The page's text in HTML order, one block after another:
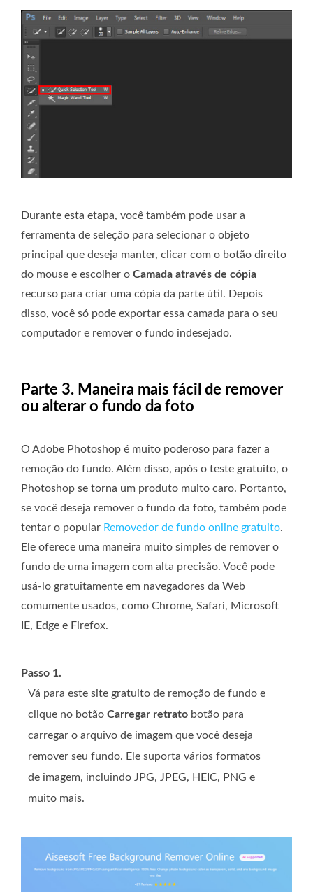
Durante esta etapa, você também pode usar a
ferramenta de seleção para selecionar o objeto
principal que deseja manter, clicar com o botão direito
do mouse e escolher o Camada através de cópia
recurso para criar uma cópia da parte útil. Depois
disso, você só pode exportar essa camada para o seu
computador e remover o fundo indesejado.
Parte 3. Maneira mais fácil de remover
ou alterar o fundo da foto
O Adobe Photoshop é muito poderoso para fazer a
remoção do fundo. Além disso, após o teste gratuito, o
Photoshop se torna um produto muito caro. Portanto,
se você deseja remover o fundo da foto, também pode
tentar o popular Removedor de fundo online gratuito.
Ele oferece uma maneira muito simples de remover o
fundo de uma imagem com alta precisão. Você pode
usá-lo gratuitamente em navegadores da Web
comumente usados, como Chrome, Safari, Microsoft
IE, Edge e Firefox.
Passo 1.
Vá para este site gratuito de remoção de fundo e
clique no botão Carregar retrato botão para
carregar o arquivo de imagem que você deseja
remover seu fundo. Ele suporta vários formatos
de imagem, incluindo JPG, JPEG, HEIC, PNG e
muito mais.